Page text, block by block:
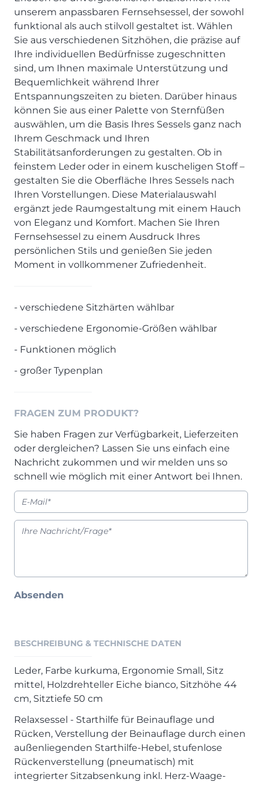
Bar- & Barhockersysteme
Beimöbel
Einzelstühle & Stuhlsysteme
Einzeltische & Tischsysteme
ALLES ANZEIGEN
SOFA, COUCH & CO.
2er Sofas & Funktionssofas
Systemgarnituren Leder
Systemgarnituren Stoff
Sessel & Hocker
ALLES ANZEIGEN
SCHLAFZIMMER
Kleiderschränke & Systeme
Polsterbetten & Boxspring
ALLES ANZEIGEN
Dielenprogramme
Spiegel
JUGENDZIMMER
PROSPEKTE & KATALOGE
Henders & Hazel Katalog
Henders & Hazel Prospekt
Casada - Wohnträume erfüllen
Schlafzimmer
KÜCHENTECHNIK
Dunstabzug im Kochfeld
Bora - The end of normal
Neff - Mehr Raum für Kreativität
Siemens - Intelligente Lösungen für dein Zuhause
Liebherr - hat den Kühlschrank zwar nicht neu erfunden.
Aber fast.
Naber - Für die perfekte Küche
Quooker – Der Wasserhahn, der alles kann
Systemceram - Das Geheimnis langlebiger
Küchenspülen
Villeroy & Boch - Design trifft auf Funktionalität
PROSPEKTE
Lebensraum Küche
KÜCHEN PROSPEKTE
Lebensraum Küche
Prisma Journal
KÜCHENTECHNIK
Neff - Mehr Raum für Kreativität
BORA - The end of normal
AKTIONEN
Der neue MDS Prospekt
25 Küchen zu Sonderkonditionen
SCHLAFZIMMER
ALLES ANZEIGEN
ESSZIMMER
ALLES ANZEIGEN
KÜCHE
ALLE ANZEIGEN
Historie & Philosophie
360° Rundgang
Kunden-Bewertungen
Über uns
UNSER SERVICE
Aufmaß-Service
Entsorgungs-Service
Finanzkauf-Service
Montage-Service
Interior Design Service
Newsletter-Anmeldung
SERVICES IM ÜBERBLICK
JOBS & KARRIERE
Auszubildende (m/w/d) - Kaufleute im Einzelhandel
Küchenfachberater (m/w/d)
Schreiner/Monteur (m/w/d)
KONTAKT & FORMULARE
Beratungstermin vereinbaren
Wunsch-Liefertermin
unserem anpassbaren Fernsehsessel, der sowohl
funktional als auch stilvoll gestaltet ist. Wählen
Sie aus verschiedenen Sitzhöhen, die präzise auf
Ihre individuellen Bedürfnisse zugeschnitten
sind, um Ihnen maximale Unterstützung und
Bequemlichkeit während Ihrer
Entspannungszeiten zu bieten. Darüber hinaus
können Sie aus einer Palette von Sternfüßen
auswählen, um die Basis Ihres Sessels ganz nach
Ihrem Geschmack und Ihren
Stabilitätsanforderungen zu gestalten. Ob in
feinstem Leder oder in einem kuscheligen Stoff –
gestalten Sie die Oberfläche Ihres Sessels nach
Ihren Vorstellungen. Diese Materialauswahl
ergänzt jede Raumgestaltung mit einem Hauch
von Eleganz und Komfort. Machen Sie Ihren
Fernsehsessel zu einem Ausdruck Ihres
persönlichen Stils und genießen Sie jeden
Moment in vollkommener Zufriedenheit.
- verschiedene Sitzhärten wählbar
- verschiedene Ergonomie-Größen wählbar
- Funktionen möglich
- großer Typenplan
FRAGEN ZUM PRODUKT?
Sie haben Fragen zur Verfügbarkeit, Lieferzeiten
oder dergleichen? Lassen Sie uns einfach eine
Nachricht zukommen und wir melden uns so
schnell wie möglich mit einer Antwort bei Ihnen.
Absenden
BESCHREIBUNG & TECHNISCHE DATEN
Leder, Farbe kurkuma, Ergonomie Small, Sitz
mittel, Holzdrehteller Eiche bianco, Sitzhöhe 44
cm, Sitztiefe 50 cm
Relaxsessel - Starthilfe für Beinauflage und
Rücken, Verstellung der Beinauflage durch einen
außenliegenden Starthilfe-Hebel, stufenlose
Rückenverstellung (pneumatisch) mit
integrierter Sitzabsenkung inkl. Herz-Waage-